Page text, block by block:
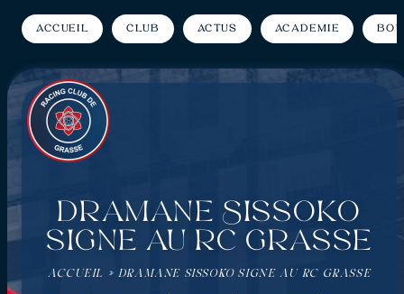
Accueil Club Actus Académie
Dramane Sissoko
signe au RC Grasse
ACCUEIL » DRAMANE SISSOKO SIGNE AU RC GRASSE